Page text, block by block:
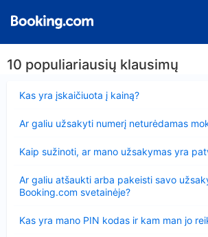
10 populiariausių klausimų
Kas yra įskaičiuota į kainą?
Ar galiu užsakyti numerį neturėdamas
Kaip sužinoti, ar mano užsakymas yra
Ar galiu atšaukti arba pakeisti savo
Booking.com svetainėje?
Kas yra mano PIN kodas ir kam man jo